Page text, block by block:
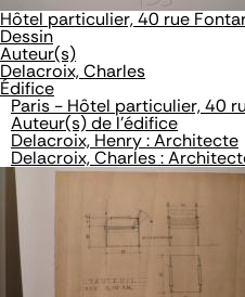
Hôtel particulier, 40 rue
Dessin
Auteur(s)
Delacroix, Charles
Édifice
Paris - Hôtel particulier, 40
Auteur(s) de l'édifice
Delacroix, Henry : Architecte
Delacroix, Charles :